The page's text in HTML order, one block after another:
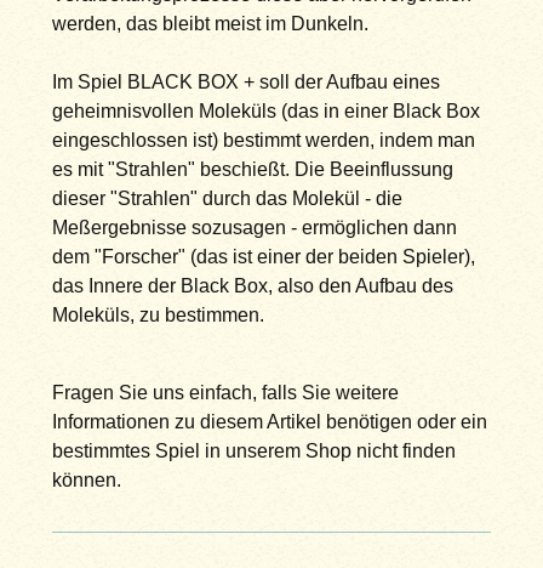
werden, das bleibt meist im Dunkeln.
Im Spiel BLACK BOX + soll der Aufbau eines
geheimnisvollen Moleküls (das in einer Black Box
eingeschlossen ist) bestimmt werden, indem man
es mit "Strahlen" beschießt. Die Beeinflussung
dieser "Strahlen" durch das Molekül - die
Meßergebnisse sozusagen - ermöglichen dann
dem "Forscher" (das ist einer der beiden Spieler),
das Innere der Black Box, also den Aufbau des
Moleküls, zu bestimmen.
Fragen Sie uns einfach, falls Sie weitere
Informationen zu diesem Artikel benötigen oder ein
bestimmtes Spiel in unserem Shop nicht finden
können.